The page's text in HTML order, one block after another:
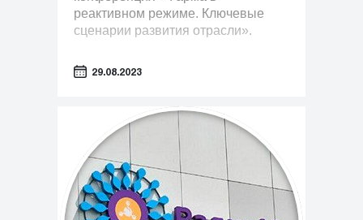
реактивном режиме. Ключевые
сценарии развития отрасли».
29.08.2023